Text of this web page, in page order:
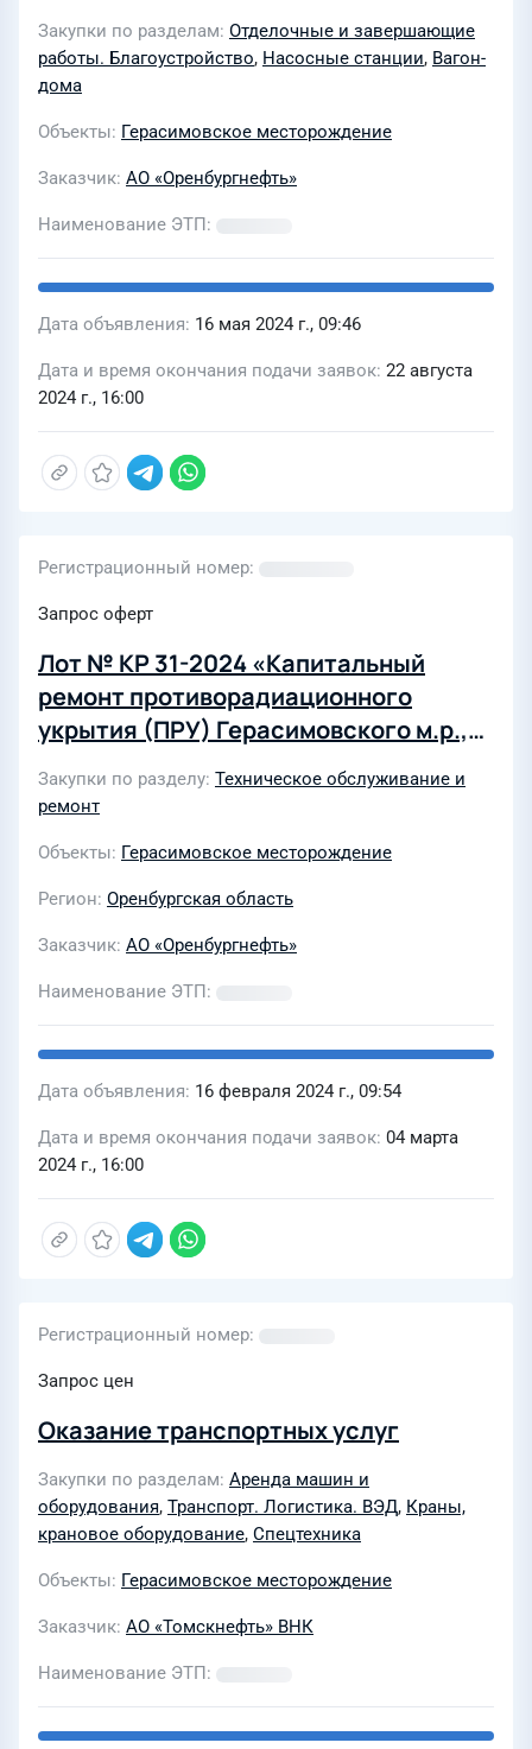
участка ЦППД-3 и БКНС-3
Герасимовского участка ЦППД-3; КР
Озеленение прилегающей
территории здания АБКТананыкского
мр ЦДНГ-2."
Закупки по разделам Отделочные и завершающие
работы. Благоустройство, Насосные станции, Вагон-
дома
Объекты Герасимовское месторождение
Заказчик АО «Оренбургнефть»
Наименование ЭТП
Дата объявления 16 мая 2024 г., 09:46
Дата и время окончания подачи заявок 22 августа
2024 г., 16:00
Регистрационный номер
Запрос оферт
Лот № КР 31-2024 «Капитальный
ремонт противорадиационного
укрытия (ПРУ) Герасимовского м.р.,
операторной и бытового помещения
Тананыкской ГКС»
Закупки по разделу Техническое обслуживание и
ремонт
Объекты Герасимовское месторождение
Регион Оренбургская область
Заказчик АО «Оренбургнефть»
Наименование ЭТП
Дата объявления 16 февраля 2024 г., 09:54
Дата и время окончания подачи заявок 04 марта
2024 г., 16:00
Регистрационный номер
Запрос цен
Оказание транспортных услуг
Закупки по разделам Аренда машин и
оборудования, Транспорт. Логистика. ВЭД, Краны,
крановое оборудование, Спецтехника
Объекты Герасимовское месторождение
Заказчик АО «Томскнефть» ВНК
Наименование ЭТП